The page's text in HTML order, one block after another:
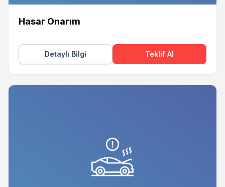
Hasar Onarım
Detaylı Bilgi Teklif Al